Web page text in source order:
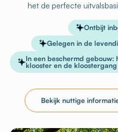
het de perfecte
Ontbijt
Gelegen in de
In een beschermd gebouw:
klooster en de kloostergang
Bekijk nuttige